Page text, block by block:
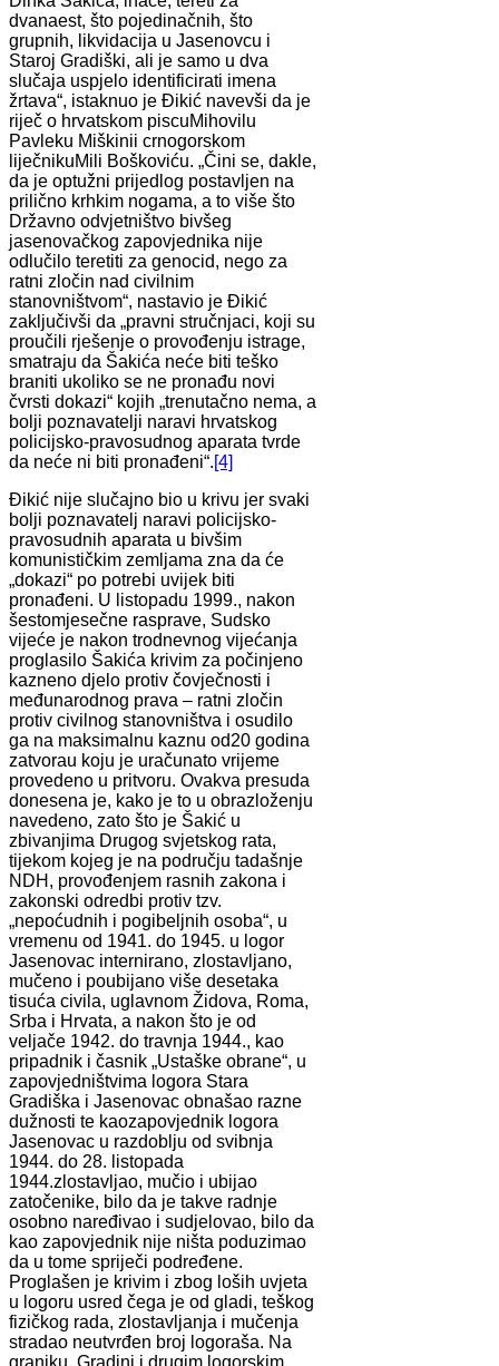
dvanaest, što pojedinačnih, što
grupnih, likvidacija u Jasenovcu i
Staroj Gradiški, ali je samo u dva
slučaja uspjelo identificirati imena
žrtava“, istaknuo je Đikić navevši da je
riječ o hrvatskom piscuMihovilu
Pavleku Miškinii crnogorskom
liječnikuMili Boškoviću. „Čini se, dakle,
da je optužni prijedlog postavljen na
prilično krhkim nogama, a to više što
Državno odvjetništvo bivšeg
jasenovačkog zapovjednika nije
odlučilo teretiti za genocid, nego za
ratni zločin nad civilnim
stanovništvom“, nastavio je Đikić
zaključivši da „pravni stručnjaci, koji su
proučili rješenje o provođenju istrage,
smatraju da Šakića neće biti teško
braniti ukoliko se ne pronađu novi
čvrsti dokazi“ kojih „trenutačno nema, a
bolji poznavatelji naravi hrvatskog
policijsko-pravosudnog aparata tvrde
da neće ni biti pronađeni“.[4]
Đikić nije slučajno bio u krivu jer svaki
bolji poznavatelj naravi policijsko-
pravosudnih aparata u bivšim
komunističkim zemljama zna da će
„dokazi“ po potrebi uvijek biti
pronađeni. U listopadu 1999., nakon
šestomjesečne rasprave, Sudsko
vijeće je nakon trodnevnog vijećanja
proglasilo Šakića krivim za počinjeno
kazneno djelo protiv čovječnosti i
međunarodnog prava – ratni zločin
protiv civilnog stanovništva i osudilo
ga na maksimalnu kaznu od20 godina
zatvorau koju je uračunato vrijeme
provedeno u pritvoru. Ovakva presuda
donesena je, kako je to u obrazloženju
navedeno, zato što je Šakić u
zbivanjima Drugog svjetskog rata,
tijekom kojeg je na području tadašnje
NDH, provođenjem rasnih zakona i
zakonski odredbi protiv tzv.
„nepoćudnih i pogibeljnih osoba“, u
vremenu od 1941. do 1945. u logor
Jasenovac internirano, zlostavljano,
mučeno i poubijano više desetaka
tisuća civila, uglavnom Židova, Roma,
Srba i Hrvata, a nakon što je od
veljače 1942. do travnja 1944., kao
pripadnik i časnik „Ustaške obrane“, u
zapovjedništvima logora Stara
Gradiška i Jasenovac obnašao razne
dužnosti te kaozapovjednik logora
Jasenovac u razdoblju od svibnja
1944. do 28. listopada
1944.zlostavljao, mučio i ubijao
zatočenike, bilo da je takve radnje
osobno naređivao i sudjelovao, bilo da
kao zapovjednik nije ništa poduzimao
da u tome spriječi podređene.
Proglašen je krivim i zbog loših uvjeta
u logoru usred čega je od gladi, teškog
fizičkog rada, zlostavljanja i mučenja
stradao neutvrđen broj logoraša. Na
graniku, Gradini i drugim logorskim